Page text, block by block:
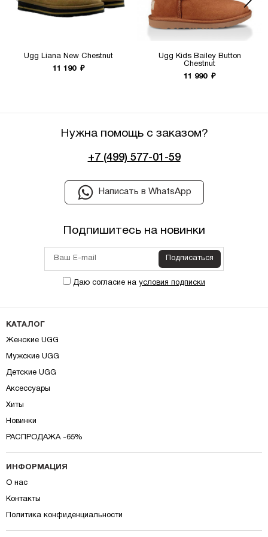
вашего гардероба и подарят вам тепло и
комфорт в холодное время года.
Ugg Liana New Chestnut
11 190 ₽
Ugg Kids Bailey Button
Chestnut
11 990 ₽
Нужна помощь с заказом?
+7 (499) 577-01-59
Написать в WhatsApp
Подпишитесь на новинки
Подписаться
Даю согласие на условия подписки
КАТАЛОГ
Женские UGG
Мужские UGG
Детские UGG
Аксессуары
Хиты
Новинки
РАСПРОДАЖА -65%
ИНФОРМАЦИЯ
О нас
Контакты
Политика конфиденциальности